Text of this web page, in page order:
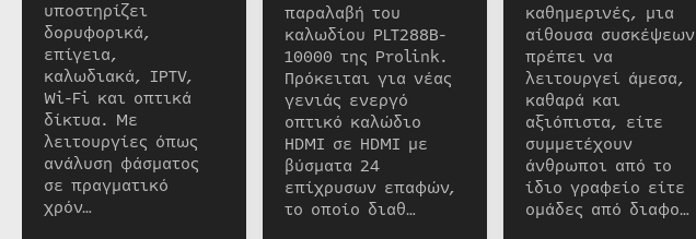
υποστηρίζει
δορυφορικά,
επίγεια,
καλωδιακά, IPTV,
Wi-Fi και οπτικά
δίκτυα. Με
λειτουργίες όπως
ανάλυση φάσματος
σε πραγματικό
χρόν…
παραλαβή του
καλωδίου PLT288B-
10000 της Prolink.
Πρόκειται για νέας
γενιάς ενεργό
οπτικό καλώδιο
HDMI σε HDMI με
βύσματα 24
επίχρυσων επαφών,
το οποίο διαθ…
καθημερινές, μια
αίθουσα συσκέψεων
πρέπει να
λειτουργεί άμεσα,
καθαρά και
αξιόπιστα, είτε
συμμετέχουν
άνθρωποι από το
ίδιο γραφείο είτε
ομάδες από διαφο…